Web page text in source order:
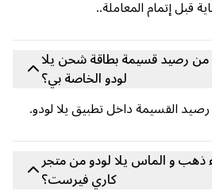
إتمام المعاملة..
قسيمة بطاقة شحن يلا
لودو الخاصة بي؟
داخل تطبيق يلا لودو.
الماس يلا لودو من متجر
كاري فيرست؟